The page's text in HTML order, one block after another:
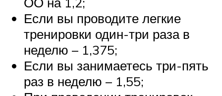
Если вы проводите легкие
тренировки один-три раза в
неделю – 1,375;
Если вы занимаетесь три-пять
раз в неделю – 1,55;